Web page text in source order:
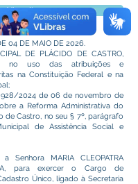
Visualizar
04 DE MAIO DE 2026.
DE PLÁCIDO DE CASTRO,
no uso das atribuições e
na Constituição Federal e na
928/2024 de 06 de novembro de
a Reforma Administrativa do
de Castro, no seu § 7º, parágrafo
de Assistência Social e
Senhora MARIA CLEOPATRA
para exercer o Cargo de
Único, ligado à Secretaria